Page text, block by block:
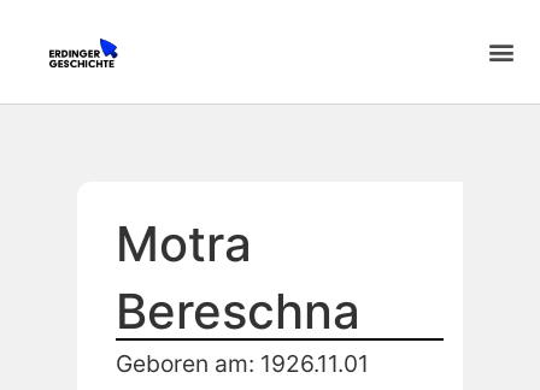
Motra
Bereschna
Geboren am: 1926.11.01